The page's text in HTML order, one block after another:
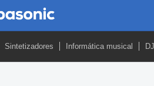
Sintetizadores Informática musical DJ